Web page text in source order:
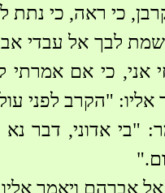
כי ראה, כי נתת
לבך אל עבדי
אני, כי אם
אליו: "הקרב לפני
"בי אדוני,
אברהם ויאמר